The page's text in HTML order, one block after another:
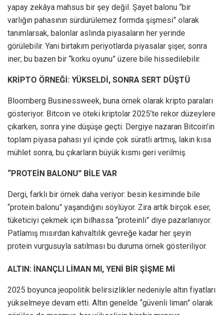
yapay zekâya mahsus bir şey değil. Şayet balonu “bir
varlığın pahasının sürdürülemez formda şişmesi” olarak
tanımlarsak, balonlar aslında piyasaların her yerinde
görülebilir. Yani birtakım periyotlarda piyasalar şişer, sonra
iner; bu bazen bir “korku oyunu” üzere bile hissedilebilir.
KRİPTO ÖRNEĞİ: YÜKSELDİ, SONRA SERT DÜŞTÜ
Bloomberg Businessweek, buna örnek olarak kripto paraları
gösteriyor. Bitcoin ve öteki kriptolar 2025’te rekor düzeylere
çıkarken, sonra yine düşüşe geçti. Dergiye nazaran Bitcoin’in
toplam piyasa pahası yıl içinde çok süratli artmış, lakin kısa
mühlet sonra, bu çıkarların büyük kısmı geri verilmiş.
“PROTEİN BALONU” BİLE VAR
Dergi, farklı bir örnek daha veriyor: besin kesiminde bile
“protein balonu” yaşandığını söylüyor. Zira artık birçok eser,
tüketiciyi çekmek için bilhassa “proteinli” diye pazarlanıyor.
Patlamış mısırdan kahvaltılık gevreğe kadar her şeyin
protein vurgusuyla satılması bu duruma örnek gösteriliyor.
ALTIN: İNANÇLI LİMAN MI, YENİ BİR ŞİŞME Mİ
2025 boyunca jeopolitik belirsizlikler nedeniyle altın fiyatları
yükselmeye devam etti. Altın genelde “güvenli liman” olarak